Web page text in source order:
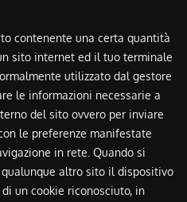
contenente una certa quantità
sito internet ed il tuo terminale
utilizzato dal gestore
le informazioni necessarie a
del sito ovvero per inviare
le preferenze manifestate
in rete. Quando si
altro sito il dispositivo
un cookie riconosciuto, in